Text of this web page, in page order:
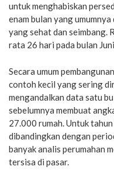
untuk menghabiskan
enam bulan yang
yang sehat dan seimbang.
rata 26 hari pada bulan
Secara umum
contoh kecil yang sering
mengandalkan data satu
sebelumnya membuat
27.000 rumah. Untuk
dibandingkan dengan
banyak analis perumahan
tersisa di pasar.